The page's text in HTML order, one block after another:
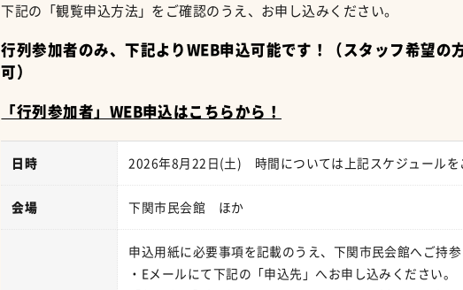
下記の「観覧申込方法」をご確認のうえ、お申し込みください。
行列参加者のみ、下記よりWEB申込可能です！（スタッフ希望の
可）
「行列参加者」WEB申込はこちらから！
日時 2026年8月22日(土) 時間については上記スケジュールを
会場 下関市民会館 ほか
申込用紙に必要事項を記載のうえ、下関市民会館へご持
・Eメールにて下記の「申込先」へお申し込みください。